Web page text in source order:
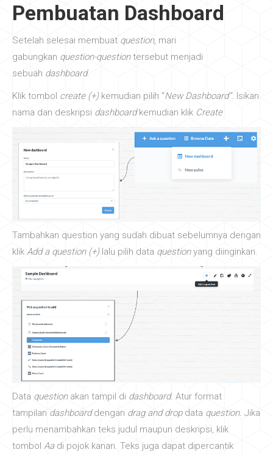
Pembuatan Dashboard
Setelah selesai membuat question, mari
gabungkan question-questiontersebut menjadi
sebuah dashboard.
Klik tombol create (+)kemudian pilih “New Dashboard”. Isikan
nama dan deskripsi dashboardkemudian klik Create
Tambahkan question yang sudah dibuat sebelumnya dengan
klik Add a question (+) lalu pilih data questionyang diinginkan.
Data questionakan tampil di dashboard. Atur format
tampilan dashboarddengan drag and drop data question. Jika
perlu menambahkan teks judul maupun deskripsi, klik
tombol Aa di pojok kanan. Teks juga dapat dipercantik